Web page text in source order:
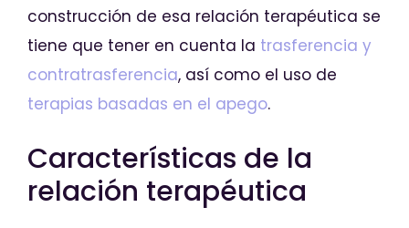
construcción de esa relación terapéutica se
tiene que tener en cuenta la trasferencia y
contratrasferencia, así como el uso de
terapias basadas en el apego.
Características de la
relación terapéutica